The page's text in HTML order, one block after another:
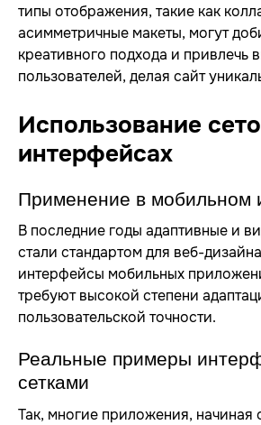
типы отображения, такие как
асимметричные макеты, могут
креативного подхода и привлечь
пользователей, делая сайт
Использование
интерфейсах
Применение в мобильном
В последние годы адаптивные и
стали стандартом для веб-
интерфейсы мобильных
требуют высокой степени
пользовательской точности.
Реальные примеры
сетками
Так, многие приложения, начиная